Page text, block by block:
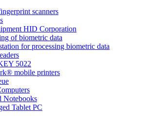
scanners
HID Corporation
of biometric data
for processing biometric data
5022
mobile printers
Notebooks
Tablet PC